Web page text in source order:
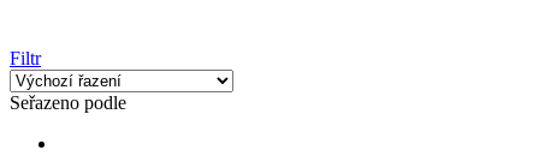
Filtr
Seřazeno podle